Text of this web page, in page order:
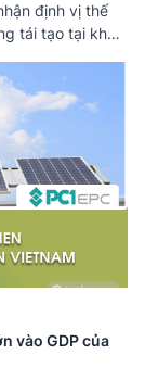
định vị thế
tái tạo tại khu
vào GDP của